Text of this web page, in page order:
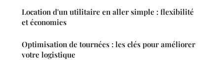
Location d'un utilitaire en aller simple : flexibilité
et économies
Optimisation de tournées : les clés pour améliorer
votre logistique